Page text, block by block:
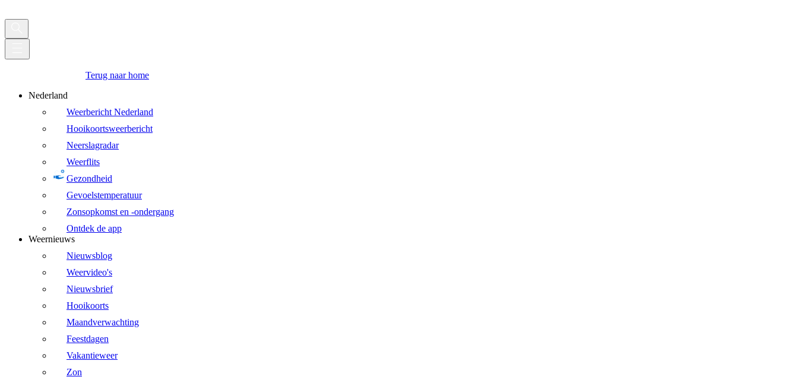
Terug naar home
Nederland
Weerbericht Nederland
Hooikoortsweerbericht
Neerslagradar
Weerflits
Gezondheid
Gevoelstemperatuur
Zonsopkomst en -ondergang
Ontdek de app
Weernieuws
Nieuwsblog
Weervideo's
Nieuwsbrief
Hooikoorts
Maandverwachting
Feestdagen
Vakantieweer
Zon